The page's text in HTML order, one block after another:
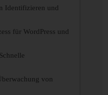
Identifizieren und
für WordPress und
von